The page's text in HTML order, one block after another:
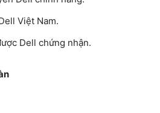
Việt Nam.
Dell chứng nhận.